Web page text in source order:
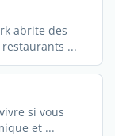
abrite des
...
si vous
et ...